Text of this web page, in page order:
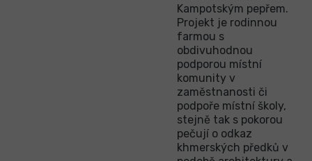
Kampotským pepřem.
Projekt je rodinnou
farmou s
obdivuhodnou
podporou místní
komunity v
zaměstnanosti či
podpoře místní školy,
stejně tak s pokorou
pečují o odkaz
khmerských předků v